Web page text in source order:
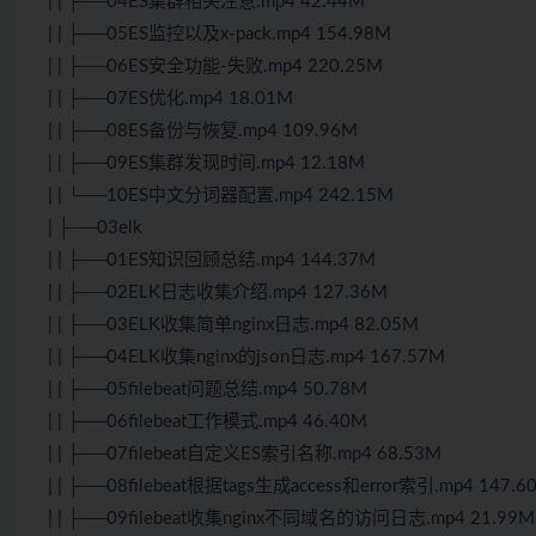
| | ├──05ES监控以及x-pack.mp4 154.98M
| | ├──06ES安全功能-失败.mp4 220.25M
| | ├──07ES优化.mp4 18.01M
| | ├──08ES备份与恢复.mp4 109.96M
| | ├──09ES集群发现时间.mp4 12.18M
| | └──10ES中文分词器配置.mp4 242.15M
| ├──03elk
| | ├──01ES知识回顾总结.mp4 144.37M
| | ├──02ELK日志收集介绍.mp4 127.36M
| | ├──03ELK收集简单nginx日志.mp4 82.05M
| | ├──04ELK收集nginx的json日志.mp4 167.57M
| | ├──05filebeat问题总结.mp4 50.78M
| | ├──06filebeat工作模式.mp4 46.40M
| | ├──07filebeat自定义ES索引名称.mp4 68.53M
| | ├──08filebeat根据tags生成access和error索引.mp4
| | ├──09filebeat收集nginx不同域名的访问日志.mp4 21.99M